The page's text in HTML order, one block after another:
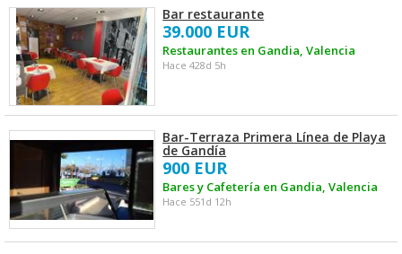
Bar restaurante
39.000 EUR
Restaurantes en Gandia, Valencia
Hace 428d 5h
Bar-Terraza Primera Línea de Playa
de Gandía
900 EUR
Bares y Cafetería en Gandia, Valencia
Hace 551d 12h